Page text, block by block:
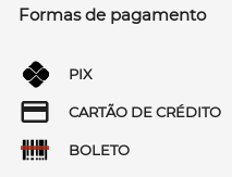
Formas de pagamento
PIX
CARTÃO DE CRÉDITO
BOLETO